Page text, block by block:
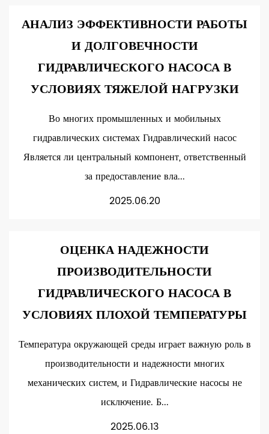
АНАЛИЗ ЭФФЕКТИВНОСТИ РАБОТЫ
И ДОЛГОВЕЧНОСТИ
ГИДРАВЛИЧЕСКОГО НАСОСА В
УСЛОВИЯХ ТЯЖЕЛОЙ НАГРУЗКИ
Во многих промышленных и мобильных
гидравлических системах Гидравлический насос
Является ли центральный компонент, ответственный
за предоставление вла...
2025.06.20
ОЦЕНКА НАДЕЖНОСТИ
ПРОИЗВОДИТЕЛЬНОСТИ
ГИДРАВЛИЧЕСКОГО НАСОСА В
УСЛОВИЯХ ПЛОХОЙ ТЕМПЕРАТУРЫ
Температура окружающей среды играет важную роль в
производительности и надежности многих
механических систем, и Гидравлические насосы не
исключение. Б...
2025.06.13